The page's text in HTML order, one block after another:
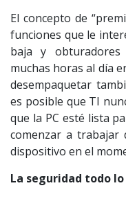
El concepto de
funciones que le
baja y obturadores
muchas horas al día
desempaquetar
es posible que TI
que la PC esté lista
comenzar a trabajar
dispositivo en el
La seguridad todo